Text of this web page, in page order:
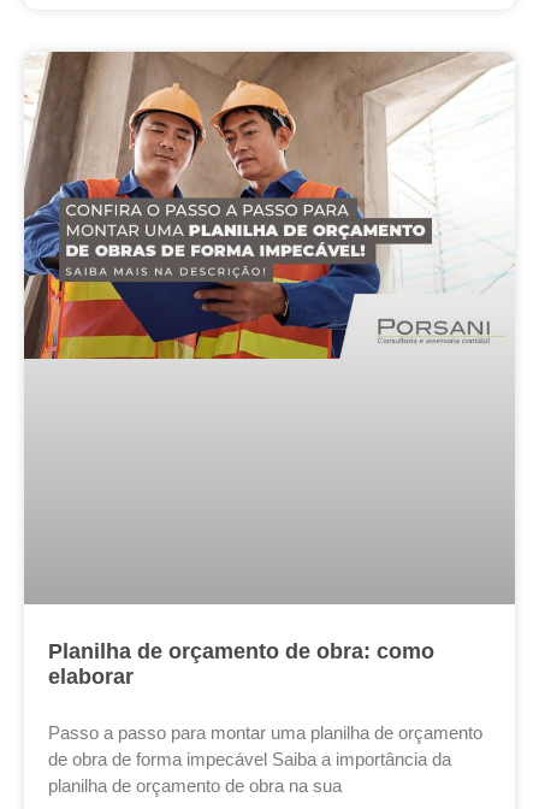
Planilha de orçamento de obra: como
elaborar
Passo a passo para montar uma planilha de orçamento
de obra de forma impecável Saiba a importância da
planilha de orçamento de obra na sua